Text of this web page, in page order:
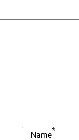
Name*